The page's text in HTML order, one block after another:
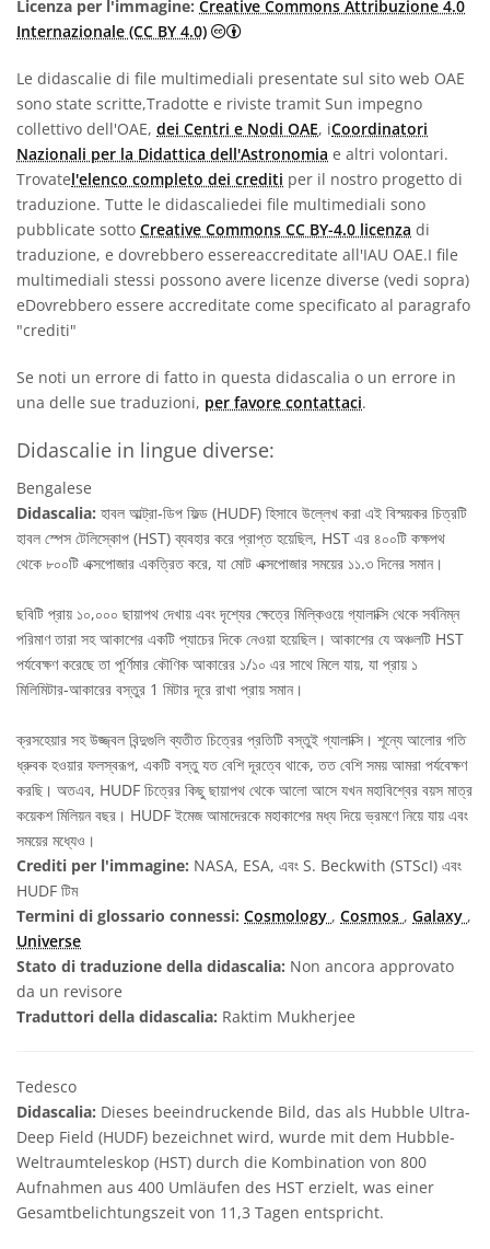
Licenza per l'immagine: Creative Commons Attribuzione 4.0
Internazionale (CC BY 4.0)
Creative Commons Attribuzione
Le didascalie di file multimediali presentate sul sito web OAE
sono state scritte,Tradotte e riviste tramit Sun impegno
collettivo dell'OAE, dei Centri e Nodi OAE, iCoordinatori
Nazionali per la Didattica dell'Astronomia e altri volontari.
Trovatel'elenco completo dei crediti per il nostro progetto di
traduzione. Tutte le didascaliedei file multimediali sono
pubblicate sotto Creative Commons CC BY-4.0 licenza di
traduzione, e dovrebbero essereaccreditate all'IAU OAE.I file
multimediali stessi possono avere licenze diverse (vedi sopra)
eDovrebbero essere accreditate come specificato al paragrafo
"crediti"
Se noti un errore di fatto in questa didascalia o un errore in
una delle sue traduzioni, per favore contattaci.
Didascalie in lingue diverse:
Bengalese
Didascalia: হাবল আল্ট্রা-ডিপ ফিল্ড (HUDF) হিসাবে উল্লেখ করা এই বিস্ময়কর চিত্রটি
হাবল স্পেস টেলিস্কোপ (HST) ব্যবহার করে প্রাপ্ত হয়েছিল, HST এর ৪০০টি কক্ষপথ
থেকে ৮০০টি এক্সপোজার একত্রিত করে, যা মোট এক্সপোজার সময়ের ১১.৩ দিনের সমান।
ছবিটি প্রায় ১০,০০০ ছায়াপথ দেখায় এবং দৃশ্যের ক্ষেত্রে মিল্কিওয়ে গ্যালাক্সি থেকে সর্বনিম্ন
পরিমাণ তারা সহ আকাশের একটি প্যাচের দিকে নেওয়া হয়েছিল। আকাশের যে অঞ্চলটি HST
পর্যবেক্ষণ করেছে তা পূর্ণিমার কৌণিক আকারের ১/১০ এর সাথে মিলে যায়, যা প্রায় ১
মিলিমিটার-আকারের বস্তুর 1 মিটার দূরে রাখা প্রায় সমান।
ক্রসহেয়ার সহ উজ্জ্বল বিন্দুগুলি ব্যতীত চিত্রের প্রতিটি বস্তুই গ্যালাক্সি। শূন্যে আলোর গতি
ধ্রুবক হওয়ার ফলস্বরূপ, একটি বস্তু যত বেশি দূরত্বে থাকে, তত বেশি সময় আমরা পর্যবেক্ষণ
করছি। অতএব, HUDF চিত্রের কিছু ছায়াপথ থেকে আলো আসে যখন মহাবিশ্বের বয়স মাত্র
কয়েকশ মিলিয়ন বছর। HUDF ইমেজ আমাদেরকে মহাকাশের মধ্য দিয়ে ভ্রমণে নিয়ে যায় এবং
সময়ের মধ্যেও।
Crediti per l'immagine: NASA, ESA, এবং S. Beckwith (STScI) এবং
HUDF টিম
Termini di glossario connessi: Cosmology , Cosmos , Galaxy ,
Universe
Stato di traduzione della didascalia: Non ancora approvato
da un revisore
Traduttori della didascalia: Raktim Mukherjee
Tedesco
Didascalia: Dieses beeindruckende Bild, das als Hubble Ultra-
Deep Field (HUDF) bezeichnet wird, wurde mit dem Hubble-
Weltraumteleskop (HST) durch die Kombination von 800
Aufnahmen aus 400 Umläufen des HST erzielt, was einer
Gesamtbelichtungszeit von 11,3 Tagen entspricht.